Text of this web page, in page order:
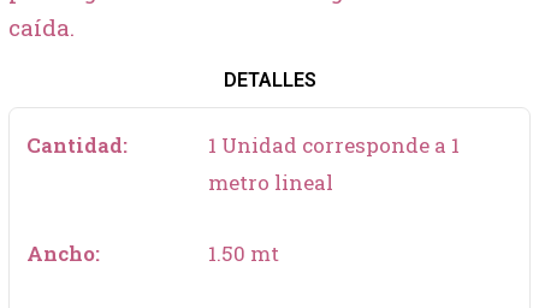
caída.
DETALLES
Cantidad:
1 Unidad corresponde a 1
metro lineal
Ancho: 1.50 mt